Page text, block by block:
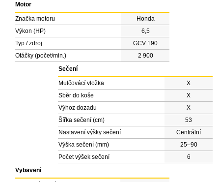
Motor
Značka motoru
Honda
Výkon (HP)
6,5
Typ / zdroj
GCV 190
Otáčky (počet/min.)
2 900
Sečení
Mulčovácí vložka
X
Sběr do koše
X
Výhoz dozadu
X
Šířka sečení (cm)
53
Nastavení výšky sečení
Centrální
Výška sečení (mm)
25–90
Počet výšek sečení
6
Vybavení